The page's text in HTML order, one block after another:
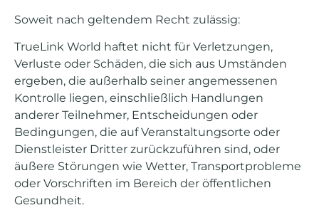
Soweit nach geltendem Recht zulässig:
TrueLink World haftet nicht für Verletzungen,
Verluste oder Schäden, die sich aus Umständen
ergeben, die außerhalb seiner angemessenen
Kontrolle liegen, einschließlich Handlungen
anderer Teilnehmer, Entscheidungen oder
Bedingungen, die auf Veranstaltungsorte oder
Dienstleister Dritter zurückzuführen sind, oder
äußere Störungen wie Wetter, Transportprobleme
oder Vorschriften im Bereich der öffentlichen
Gesundheit.